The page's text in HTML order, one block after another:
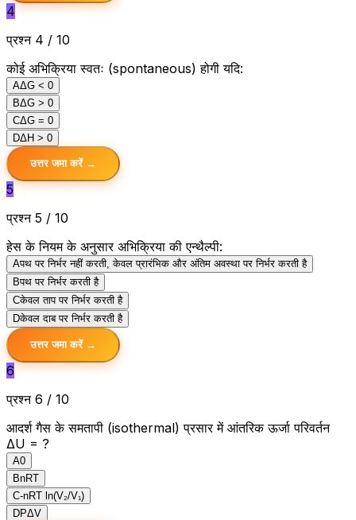
4
प्रश्न 4 / 10
कोई अभिक्रिया स्वतः (spontaneous) होगी यदि:
AΔG < 0
BΔG > 0
CΔG = 0
DΔH > 0
उत्तर जमा करें →
5
प्रश्न 5 / 10
हेस के नियम के अनुसार अभिक्रिया की एन्थैल्पी:
Aपथ पर निर्भर नहीं करती, केवल प्रारंभिक और अंतिम अवस्था पर निर्भर करती है
Bपथ पर निर्भर करती है
Cकेवल ताप पर निर्भर करती है
Dकेवल दाब पर निर्भर करती है
उत्तर जमा करें →
6
प्रश्न 6 / 10
आदर्श गैस के समतापी (isothermal) प्रसार में आंतरिक ऊर्जा परिवर्तन
ΔU = ?
A0
BnRT
C-nRT ln(V₂/V₁)
DPΔV